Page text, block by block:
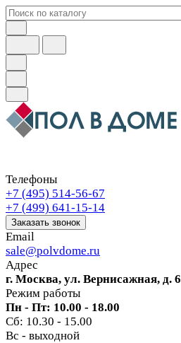
Телефоны
+7 (495) 514-56-67
+7 (499) 641-15-14
Заказать звонок
Email
sale@polvdome.ru
Адрес
г. Москва, ул. Вернисажная, д. 6
Режим работы
Пн - Пт: 10.00 - 18.00
Сб: 10.30 - 15.00
Вс - выходной